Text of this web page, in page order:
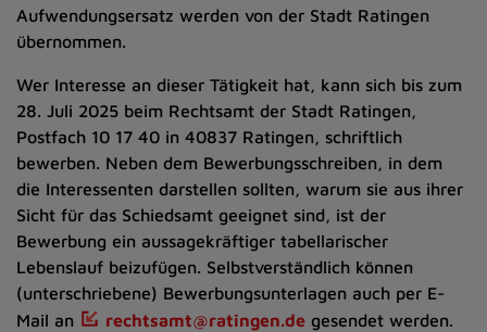
Aufwendungsersatz werden von der Stadt Ratingen
übernommen.
Wer Interesse an dieser Tätigkeit hat, kann sich bis zum
28. Juli 2025 beim Rechtsamt der Stadt Ratingen,
Postfach 10 17 40 in 40837 Ratingen, schriftlich
bewerben. Neben dem Bewerbungsschreiben, in dem
die Interessenten darstellen sollten, warum sie aus ihrer
Sicht für das Schiedsamt geeignet sind, ist der
Bewerbung ein aussagekräftiger tabellarischer
Lebenslauf beizufügen. Selbstverständlich können
(unterschriebene) Bewerbungsunterlagen auch per E-
Mail an
rechtsamt@ratingen.degesendet werden.